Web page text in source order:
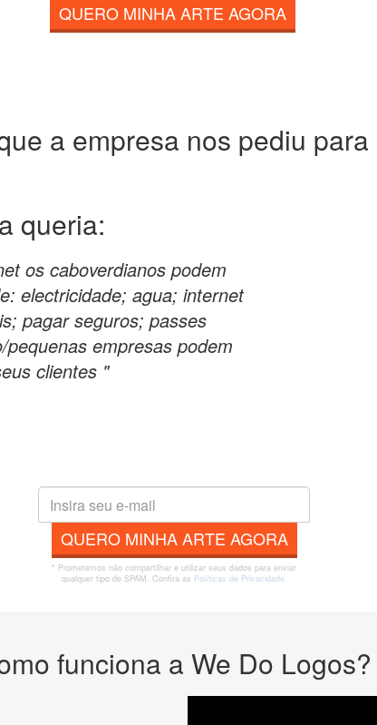
QUERO MINHA ARTE AGORA
a empresa nos pediu para
queria:
os caboverdianos podem
electricidade; agua; internet
pagar seguros; passes
empresas podem
clientes "
QUERO MINHA ARTE AGORA
* Prometemos não compartilhar e utilizar seus dados para enviar
qualquer tipo de SPAM. Confira as Políticas de Privacidade.
funciona a We Do Logos?